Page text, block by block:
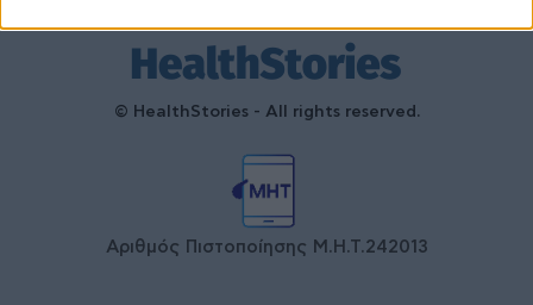
© HealthStories - All rights reserved.
Αριθμός Πιστοποίησης Μ.Η.Τ.242013